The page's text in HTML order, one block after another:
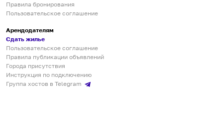
Правила бронирования
Пользовательское соглашение
Арендодателям
Сдать жилье
Пользовательское соглашение
Правила публикации объявлений
Города присутствия
Инструкция по подключению
Группа хостов в Telegram